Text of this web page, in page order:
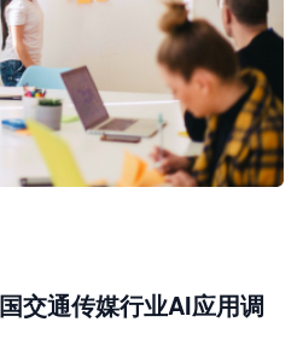
交通传媒行业AI应用调